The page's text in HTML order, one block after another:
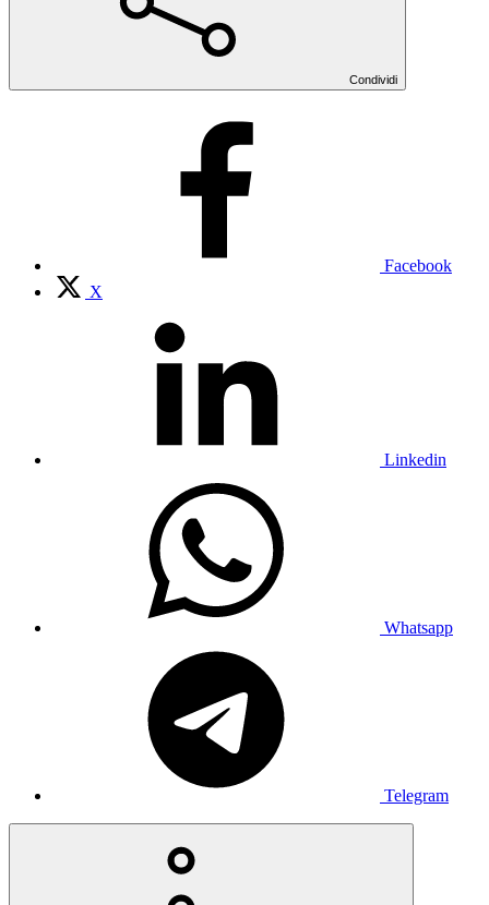
Condividi
Facebook
X
Linkedin
Whatsapp
Telegram